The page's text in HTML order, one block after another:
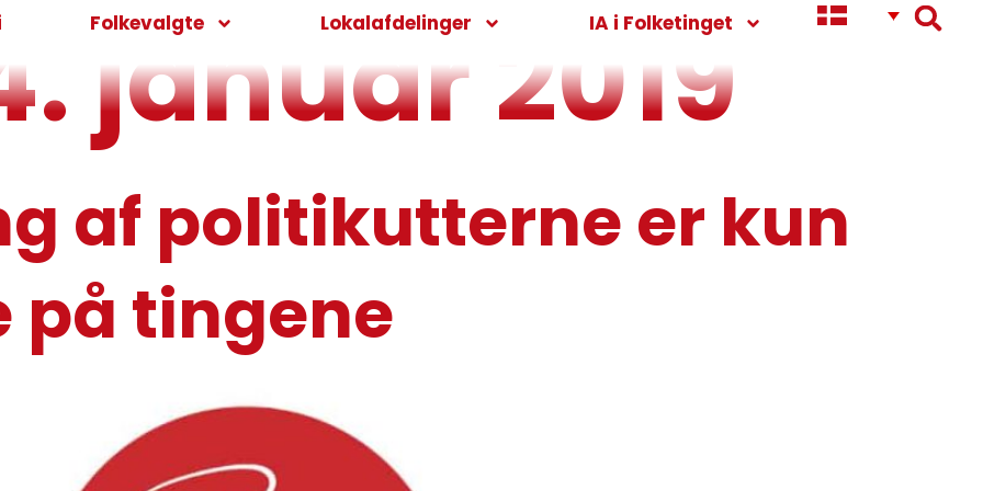
Folkevalgte Lokalafdelinger IA i Folketinget
januar 2019
af politikutterne er kun
på tingene